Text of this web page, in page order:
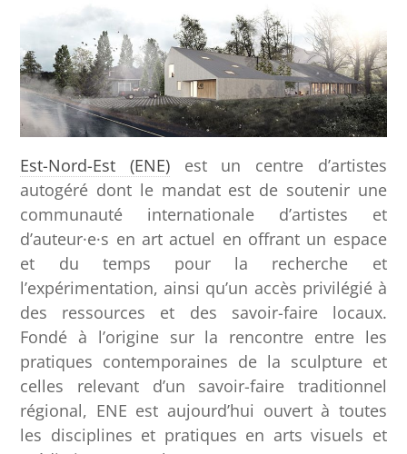
Est-Nord-Est (ENE) est un centre d’artistes
autogéré dont le mandat est de soutenir une
communauté internationale d’artistes et
d’auteur·e·s en art actuel en offrant un espace
et du temps pour la recherche et
l’expérimentation, ainsi qu’un accès privilégié à
des ressources et des savoir-faire locaux.
Fondé à l’origine sur la rencontre entre les
pratiques contemporaines de la sculpture et
celles relevant d’un savoir-faire traditionnel
régional, ENE est aujourd’hui ouvert à toutes
les disciplines et pratiques en arts visuels et